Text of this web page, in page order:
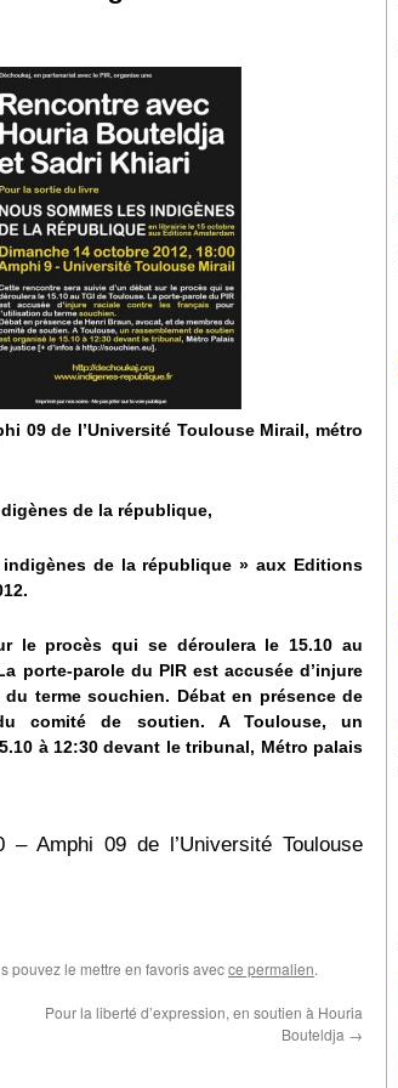
09 de l’Université Toulouse Mirail, métro
de la république,
de la république » aux Editions
le procès qui se déroulera le 15.10 au
porte-parole du PIR est accusée d’injure
terme souchien. Débat en présence de
comité de soutien. A Toulouse, un
à 12:30 devant le tribunal, Métro palais
Amphi 09 de l’Université Toulouse
pouvez le mettre en favoris avecce permalien.
Pour la liberté d’expression, en soutien à Houria
Bouteldja →